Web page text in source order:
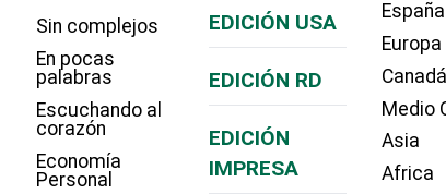
Sin complejos
En pocas
palabras
Escuchando al
corazón
Economía
Personal
EDICIÓN USA
EDICIÓN RD
EDICIÓN
IMPRESA
España
Europa
Canadá
Medio
Asia
Africa